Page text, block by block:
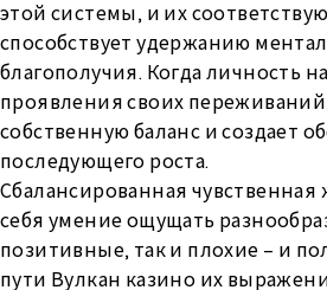
этой системы, и их
способствует удержанию
благополучия. Когда личность
проявления своих
собственную баланс и создает
последующего роста.
Сбалансированная чувственная
себя умение ощущать
позитивные, так и плохие – и
пути Вулкан казино их